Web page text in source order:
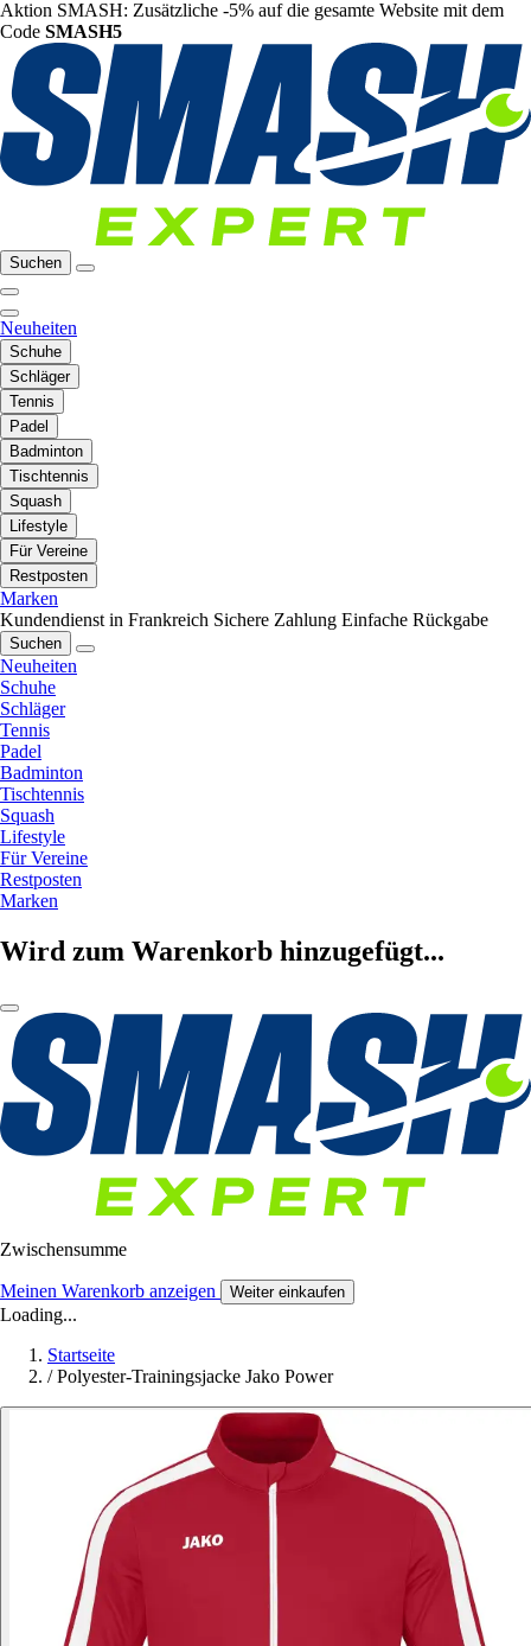
Aktion SMASH: Zusätzliche -5% auf die gesamte Website mit dem
Code SMASH5
Suchen
Neuheiten
Schuhe
Schläger
Tennis
Padel
Badminton
Tischtennis
Squash
Lifestyle
Für Vereine
Restposten
Marken
Kundendienst in Frankreich Sichere Zahlung Einfache Rückgabe
Suchen
Neuheiten
Schuhe
Schläger
Tennis
Padel
Badminton
Tischtennis
Squash
Lifestyle
Für Vereine
Restposten
Marken
Wird zum Warenkorb hinzugefügt...
Zwischensumme
Meinen Warenkorb anzeigen Weiter einkaufen
Loading...
Startseite
/ Polyester-Trainingsjacke Jako Power